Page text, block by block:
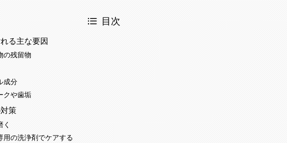
目次
る主な要因
の残留物
成分
クや歯垢
策
用の洗浄剤でケアする